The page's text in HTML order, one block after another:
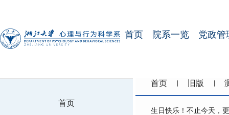
首页 院系一览 党政管
首页
首页 旧版
生日快乐！不止今天，